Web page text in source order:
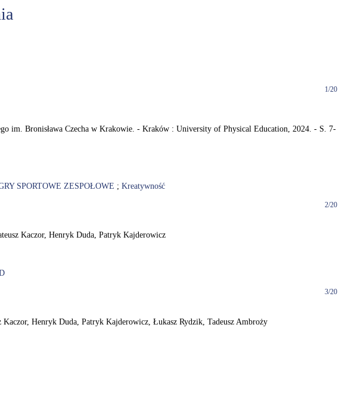
1/20
im. Bronisława Czecha w Krakowie. - Kraków : University of Physical Education, 2024. - S. 7-
SPORTOWE ZESPOŁOWE ; Kreatywność
2/20
Kaczor, Henryk Duda, Patryk Kajderowicz
3/20
Henryk Duda, Patryk Kajderowicz, Łukasz Rydzik, Tadeusz Ambroży